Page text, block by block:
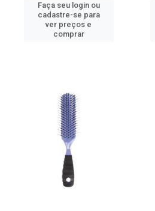
Faça seu login ou
cadastre-se para
ver preços e
comprar